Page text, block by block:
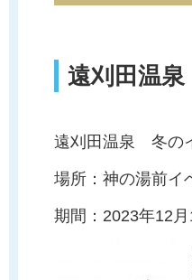
遠刈田温
遠刈田温泉 冬の
場所：神の湯前イ
期間：2023年12